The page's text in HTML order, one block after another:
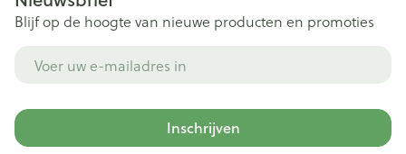
Blijf op de hoogte van nieuwe producten en promoties
Inschrijven